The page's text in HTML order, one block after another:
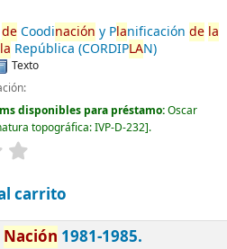
deCoodinación y Planificación de la
la República (CORDIPLAN)
Texto
disponibles para préstamo:Oscar
topográfica:IVP-D-232 .
carrito
Nación 1981-1985.